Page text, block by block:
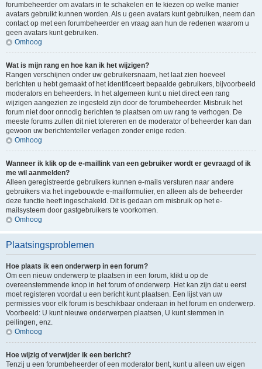
forumbeheerder om avatars in te schakelen en te kiezen op welke manier
avatars gebruikt kunnen worden. Als u geen avatars kunt gebruiken, neem dan
contact op met een forumbeheerder en vraag aan hun de redenen waarom u
geen avatars kunt gebruiken.
Omhoog
Wat is mijn rang en hoe kan ik het wijzigen?
Rangen verschijnen onder uw gebruikersnaam, het laat zien hoeveel
berichten u hebt gemaakt of het identificeert bepaalde gebruikers, bijvoorbeeld
moderators en beheerders. In het algemeen kunt u niet direct een rang
wijzigen aangezien ze ingesteld zijn door de forumbeheerder. Misbruik het
forum niet door onnodig berichten te plaatsen om uw rang te verhogen. De
meeste forums zullen dit niet tolereren en de moderator of beheerder kan dan
gewoon uw berichtenteller verlagen zonder enige reden.
Omhoog
Wanneer ik klik op de e-maillink van een gebruiker wordt er gevraagd of ik
me wil aanmelden?
Alleen geregistreerde gebruikers kunnen e-mails versturen naar andere
gebruikers via het ingebouwde e-mailformulier, en alleen als de beheerder
deze functie heeft ingeschakeld. Dit is gedaan om misbruik op het e-
mailsysteem door gastgebruikers te voorkomen.
Omhoog
Plaatsingsproblemen
Hoe plaats ik een onderwerp in een forum?
Om een nieuw onderwerp te plaatsen in een forum, klikt u op de
overeenstemmende knop in het forum of onderwerp. Het kan zijn dat u eerst
moet registeren voordat u een bericht kunt plaatsen. Een lijst van uw
permissies voor elk forum is beschikbaar onderaan in het forum en onderwerp.
Voorbeeld: U kunt nieuwe onderwerpen plaatsen, U kunt stemmen in
peilingen, enz.
Omhoog
Hoe wijzig of verwijder ik een bericht?
Tenzij u een forumbeheerder of een moderator bent, kunt u alleen uw eigen